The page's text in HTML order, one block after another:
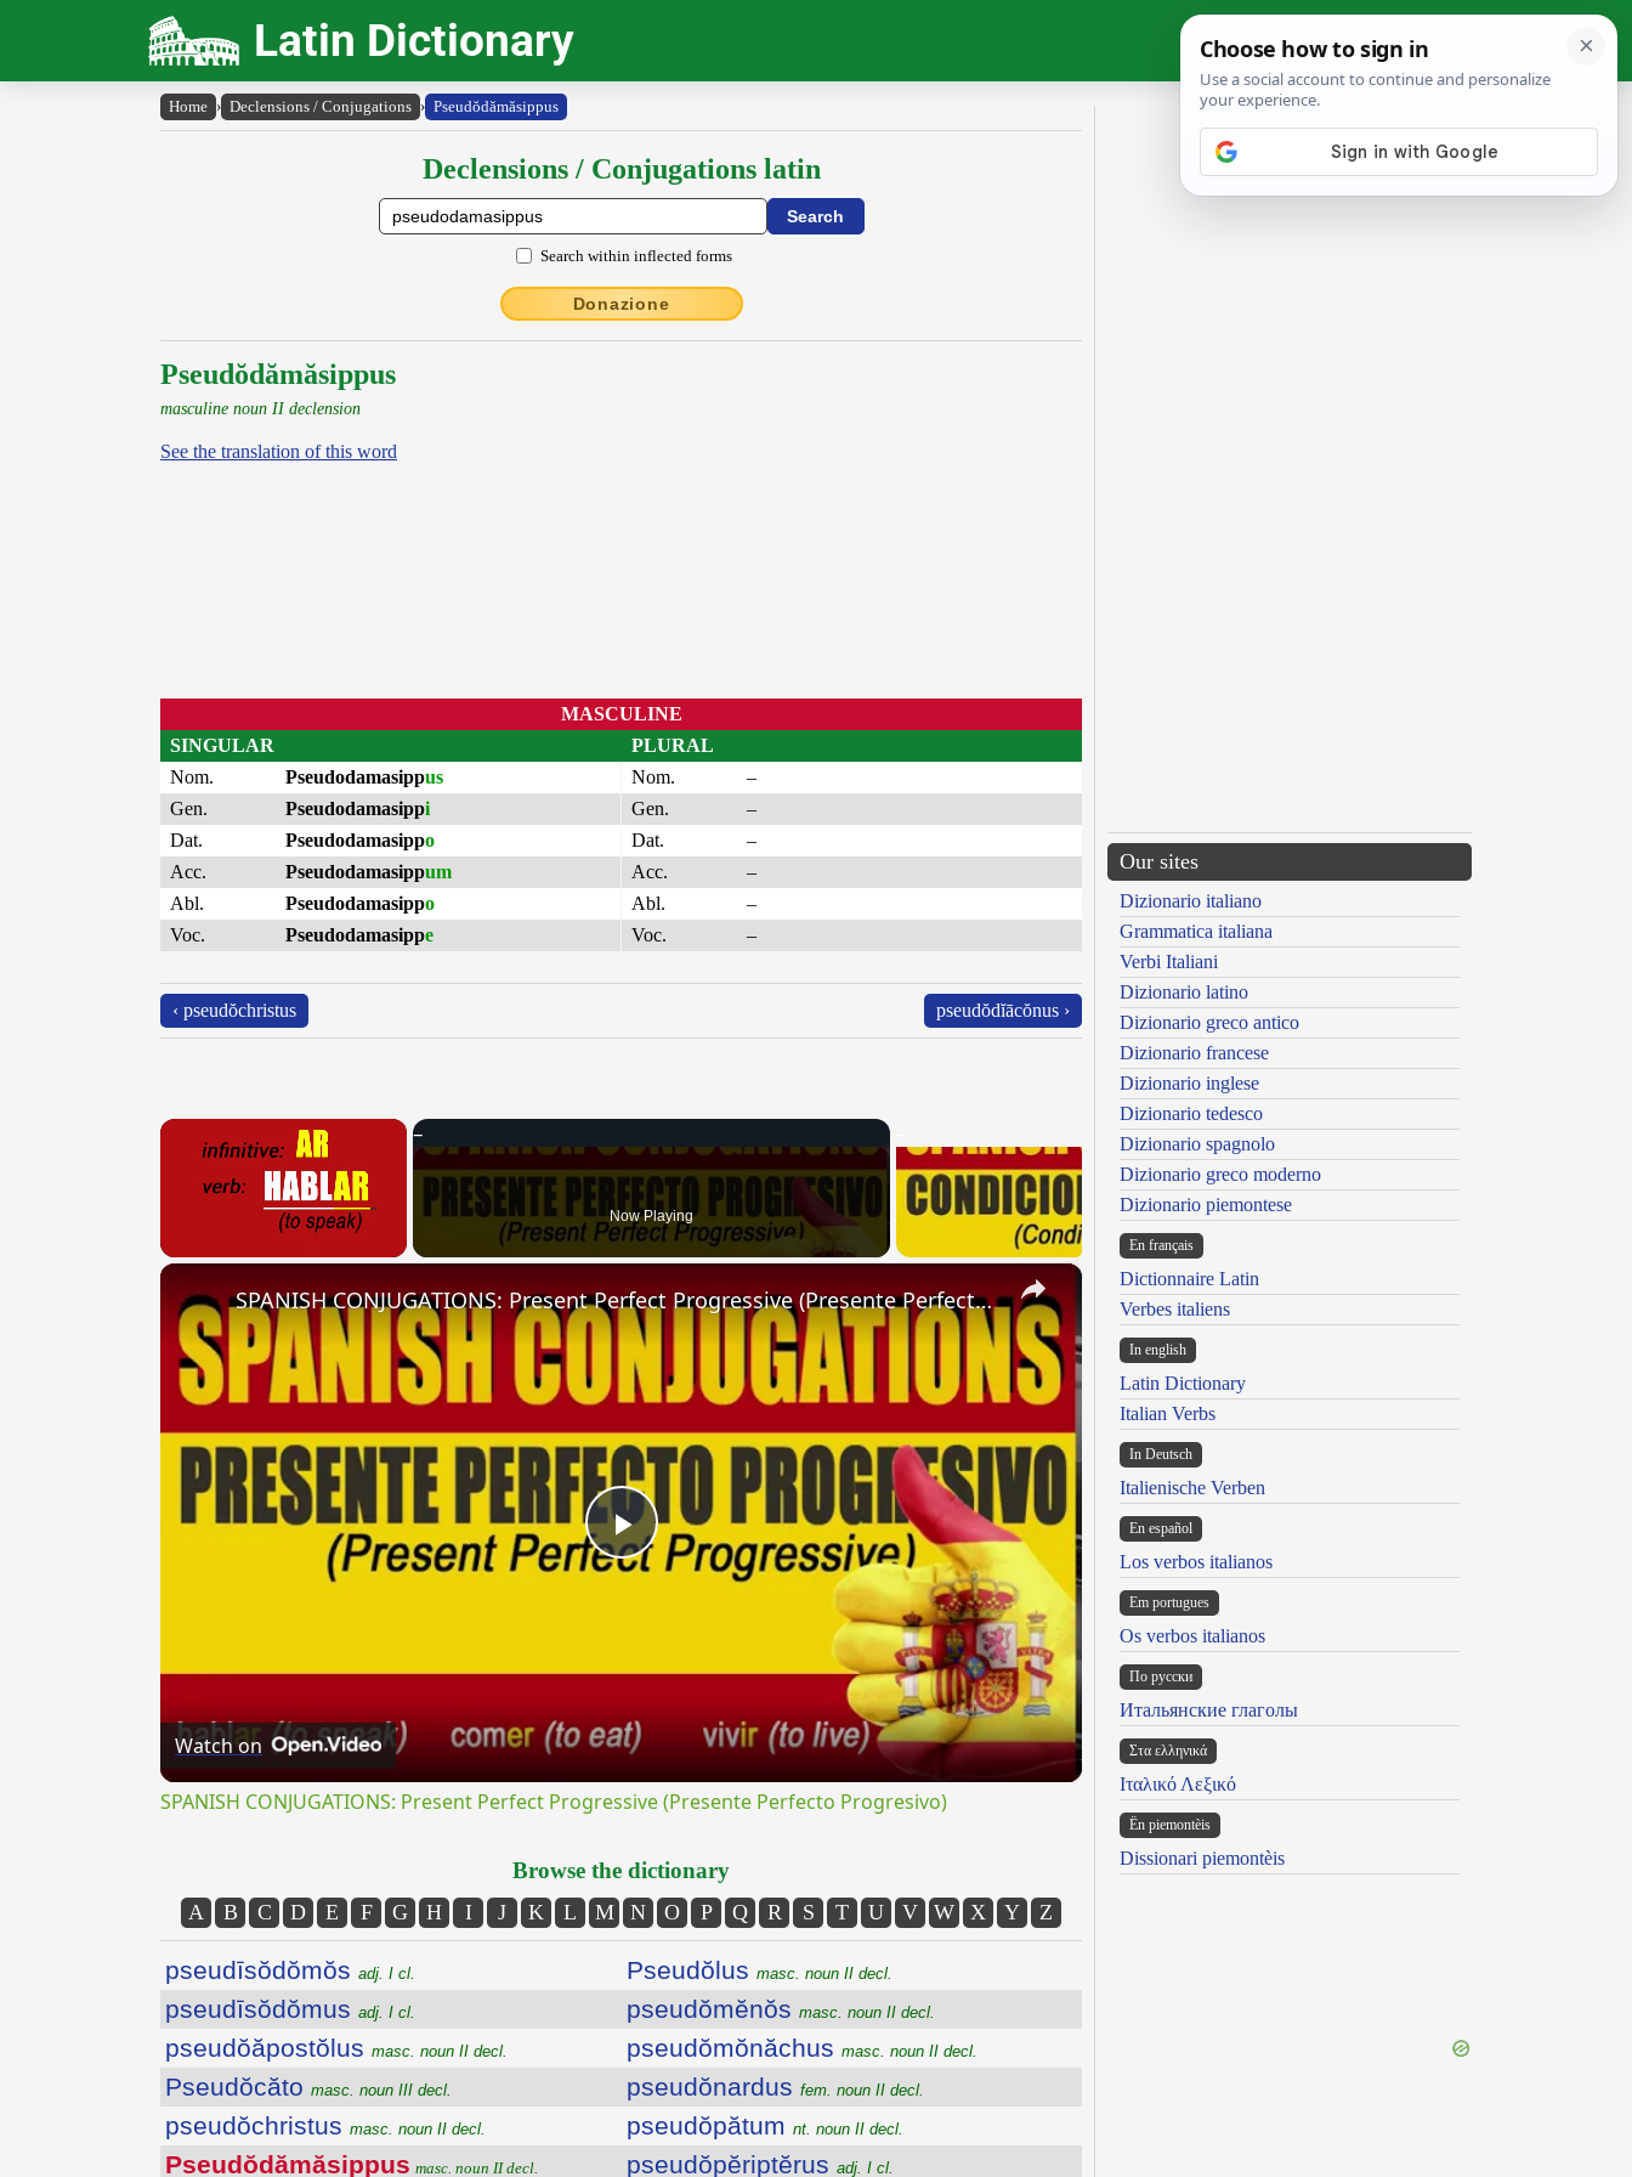
Latin Dictionary
Home › Declensions / Conjugations › Pseudŏdămăsippus
Declensions / Conjugations latin
Search within inflected forms
Donazione
Pseudŏdămăsippus
masculine noun II declension
See the translation of this word
MASCULINE
SINGULAR
Nom.
Pseudodamasippus
Gen.
Pseudodamasippi
Dat.
Pseudodamasippo
Acc.
Pseudodamasippum
Abl.
Pseudodamasippo
Voc.
Pseudodamasippe
PLURAL
Nom.
–
Gen.
–
Dat.
–
Acc.
–
Abl.
–
Voc.
–
‹ pseudŏchristus pseudŏdĭācŏnus ›
×
Now Playing
×
Play
SPANISH CONJUGATIONS: Present Perfect Progressive (Presente Perfecto Progresivo)
Watch on
SPANISH CONJUGATIONS: Present Perfect Progressive (Presente Perfecto Progresivo)
Browse the dictionary
A B C D E F G H I J K L M N O P Q R S T U V W X Y Z
pseudīsŏdŏmŏs adj. I cl.
pseudīsŏdŏmus adj. I cl.
pseudŏăpostŏlus masc. noun II decl.
Pseudŏcăto masc. noun III decl.
pseudŏchristus masc. noun II decl.
Pseudŏdămăsippus masc. noun II decl.
Pseudŏlus masc. noun II decl.
pseudŏmĕnŏs masc. noun II decl.
pseudŏmŏnăchus masc. noun II decl.
pseudŏnardus fem. noun II decl.
pseudŏpătum nt. noun II decl.
pseudŏpĕriptĕrus adj. I cl.
Our sites
Dizionario italiano
Grammatica italiana
Verbi Italiani
Dizionario latino
Dizionario greco antico
Dizionario francese
Dizionario inglese
Dizionario tedesco
Dizionario spagnolo
Dizionario greco moderno
Dizionario piemontese
En français
Dictionnaire Latin
Verbes italiens
In english
Latin Dictionary
Italian Verbs
In Deutsch
Italienische Verben
En español
Los verbos italianos
Em portugues
Os verbos italianos
По русски
Итальянские глаголы
Στα ελληνικά
Ιταλικό Λεξικό
Ën piemontèis
Dissionari piemontèis